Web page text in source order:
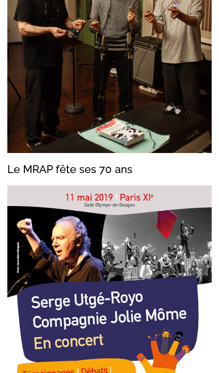
Le MRAP fête ses 70 ans